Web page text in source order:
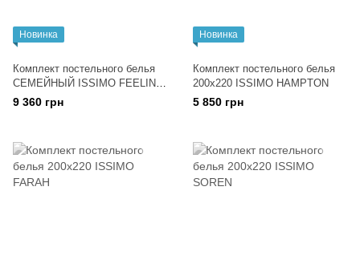
Новинка
Комплект постельного белья
СЕМЕЙНЫЙ ISSIMО FEELING
PINK(PEMBE)
9 360 грн
Новинка
Комплект постельного белья
200x220 ISSIMO HAMPTON
5 850 грн